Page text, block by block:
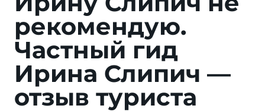
рекомендую.
Частный гид
Ирина Слипич —
отзыв туриста